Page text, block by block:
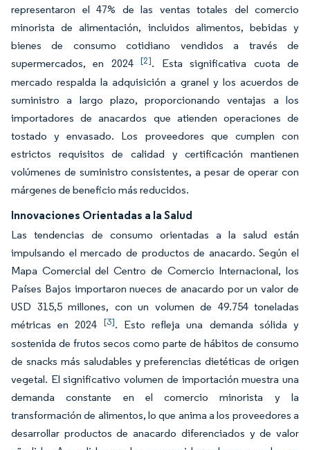
representaron el 47% de las ventas totales del comercio
minorista de alimentación, incluidos alimentos, bebidas y
bienes de consumo cotidiano vendidos a través de
supermercados, en 2024[2]. Esta significativa cuota de
mercado respalda la adquisición a granel y los acuerdos de
suministro a largo plazo, proporcionando ventajas a los
importadores de anacardos que atienden operaciones de
tostado y envasado. Los proveedores que cumplen con
estrictos requisitos de calidad y certificación mantienen
volúmenes de suministro consistentes, a pesar de operar con
márgenes de beneficio más reducidos.
Innovaciones Orientadas a la Salud
Las tendencias de consumo orientadas a la salud están
impulsando el mercado de productos de anacardo. Según el
Mapa Comercial del Centro de Comercio Internacional, los
Países Bajos importaron nueces de anacardo por un valor de
USD 315,5 millones, con un volumen de 49.754 toneladas
métricas en 2024 [3]. Esto refleja una demanda sólida y
sostenida de frutos secos como parte de hábitos de consumo
de snacks más saludables y preferencias dietéticas de origen
vegetal. El significativo volumen de importación muestra una
demanda constante en el comercio minorista y la
transformación de alimentos, lo que anima a los proveedores a
desarrollar productos de anacardo diferenciados y de valor